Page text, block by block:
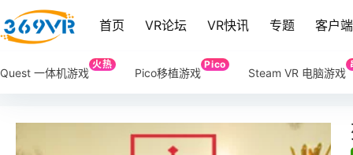
首页 VR论坛 VR快讯 专题 客户
Quest 一体机游戏
火热
Pico移植游戏
Pico
Steam VR 电脑游戏